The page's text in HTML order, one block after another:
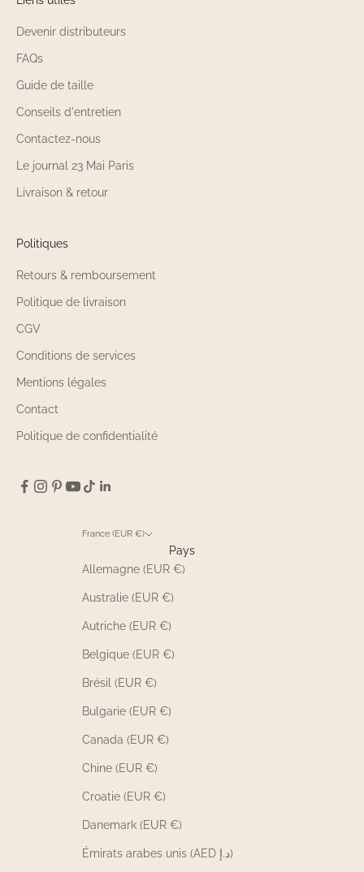
Devenir distributeurs
FAQs
Guide de taille
Conseils d'entretien
Contactez-nous
Le journal 23 Mai Paris
Livraison & retour
Politiques
Retours & remboursement
Politique de livraison
CGV
Conditions de services
Mentions légales
Contact
Politique de confidentialité
France (EUR €)
Pays
Allemagne (EUR €)
Australie (EUR €)
Autriche (EUR €)
Belgique (EUR €)
Brésil (EUR €)
Bulgarie (EUR €)
Canada (EUR €)
Chine (EUR €)
Croatie (EUR €)
Danemark (EUR €)
Émirats arabes unis (AED د.إ)